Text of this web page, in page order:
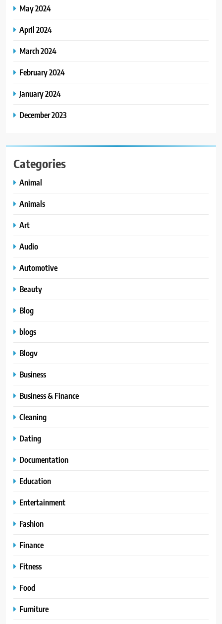
May 2024
April 2024
March 2024
February 2024
January 2024
December 2023
Categories
Animal
Animals
Art
Audio
Automotive
Beauty
Blog
blogs
Blogv
Business
Business & Finance
Cleaning
Dating
Documentation
Education
Entertainment
Fashion
Finance
Fitness
Food
Furniture